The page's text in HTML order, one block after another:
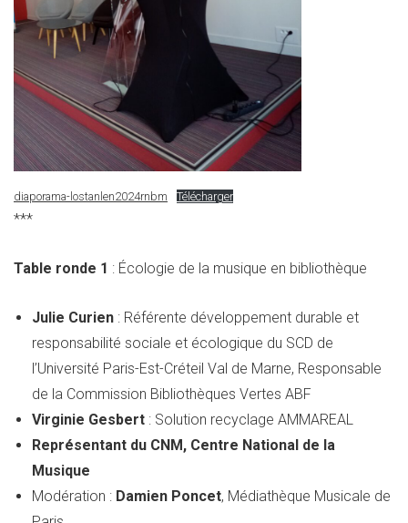
diaporama-lostanlen2024rnbm Télécharger
***
Table ronde 1 : Écologie de la musique en bibliothèque
Julie Curien : Référente développement durable et
responsabilité sociale et écologique du SCD de
l’Université Paris-Est-Créteil Val de Marne, Responsable
de la Commission Bibliothèques Vertes ABF
Virginie Gesbert : Solution recyclage AMMAREAL
Représentant du CNM, Centre National de la
Musique
Modération : Damien Poncet, Médiathèque Musicale de